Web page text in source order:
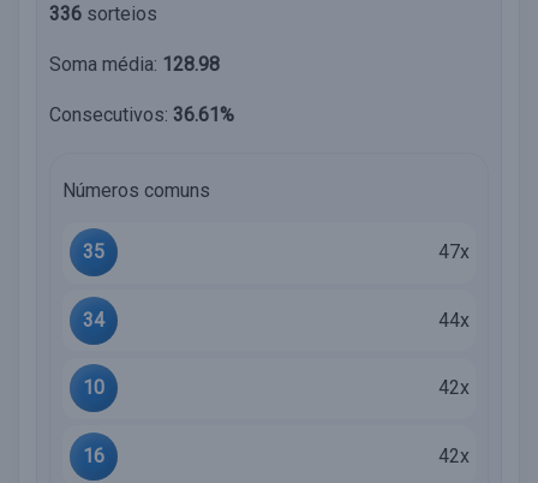
336 sorteios
Soma média: 128.98
Consecutivos: 36.61%
Números comuns
35 47x
34 44x
10 42x
16 42x